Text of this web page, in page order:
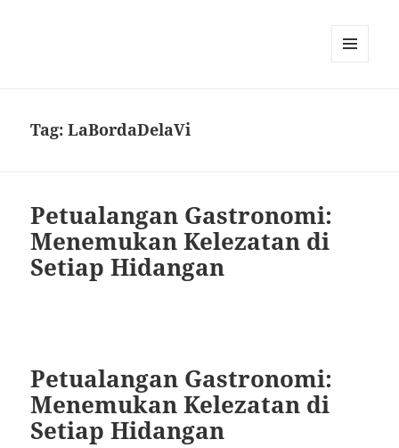
Tag:LaBordaDelaVi
Petualangan Gastronomi:
Menemukan Kelezatan di
Setiap Hidangan
Petualangan Gastronomi:
Menemukan Kelezatan di
Setiap Hidangan